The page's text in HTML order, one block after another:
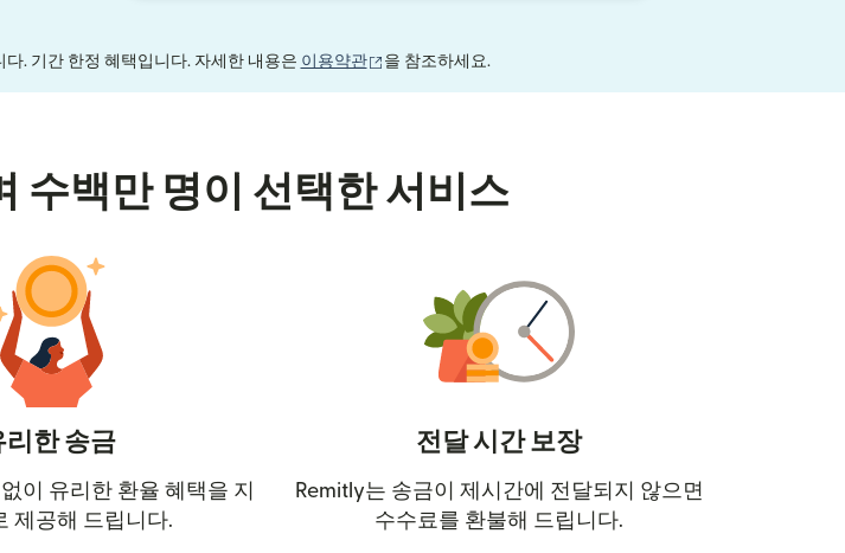
다. 기간 한정 혜택입니다. 자세한 내용은 이용약관 (새 창에서 열림)
을 참조하세요.
수백만 명이 선택한 서비스
리한 송금
(새 창에서 열림)
없이 유리한 환율 혜택을 지
제공해 드립니다.
전달 시간 보장
Remitly는 송금이 제시간에 전달되지 않으면
수수료를 환불해 드립니다.